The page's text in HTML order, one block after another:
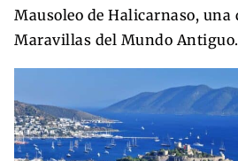
Mausoleo de Halicarnaso, una
Maravillas del Mundo Antiguo.